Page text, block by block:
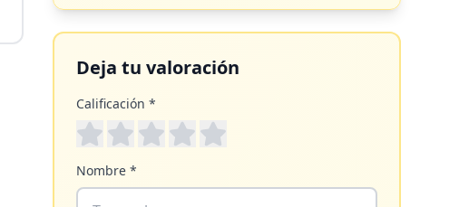
Deja tu valoración
Calificación *
Nombre *